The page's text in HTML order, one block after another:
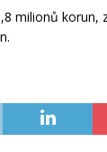
milionů